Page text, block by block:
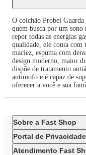
O colchão Probel
quem busca por um sono
repor todas as energias
qualidade, ele conta
maciez, espuma com
design moderno, maior
dispõe de tratamento
antimofo e é capaz de
oferecer a você e sua
Sobre a Fast Shop
Portal de Privacidade
Atendimento Fast